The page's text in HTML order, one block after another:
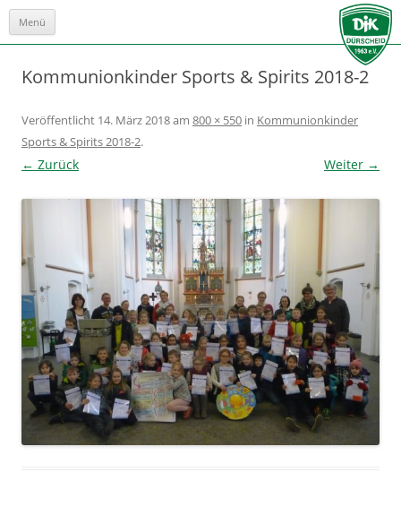
Menü
Zum
Kommunionkinder Sports & Spirits 2018-2
Veröffentlicht 14. März 2018am 800 × 550 in Kommunionkinder
Sports & Spirits 2018-2.
← Zurück Weiter →